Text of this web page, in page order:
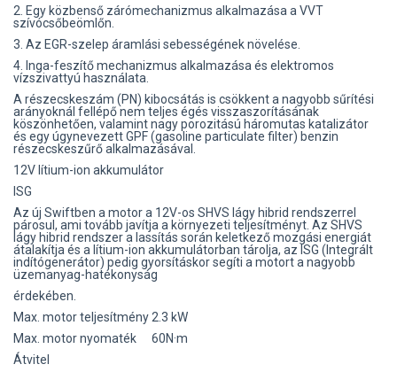
2. Egy közbenső zárómechanizmus alkalmazása a VVT
szívócsőbeömlőn.
3. Az EGR-szelep áramlási sebességének növelése.
4. Inga-feszítő mechanizmus alkalmazása és elektromos
vízszivattyú használata.
A részecskeszám (PN) kibocsátás is csökkent a nagyobb sűrítési
arányoknál fellépő nem teljes égés visszaszorításának
köszönhetően, valamint nagy porozitású háromutas katalizátor
és egy úgynevezett GPF (gasoline particulate filter) benzin
részecskeszűrő alkalmazásával.
12V lítium-ion akkumulátor
ISG
Az új Swiftben a motor a 12V-os SHVS lágy hibrid rendszerrel
párosul, ami tovább javítja a környezeti teljesítményt. Az SHVS
lágy hibrid rendszer a lassítás során keletkező mozgási energiát
átalakítja és a lítium-ion akkumulátorban tárolja, az ISG (Integrált
indítógenerátor) pedig gyorsításkor segíti a motort a nagyobb
üzemanyag-hatékonyság
érdekében.
Max. motor teljesítmény 2.3 kW
Max. motor nyomaték
60N·m
Átvitel